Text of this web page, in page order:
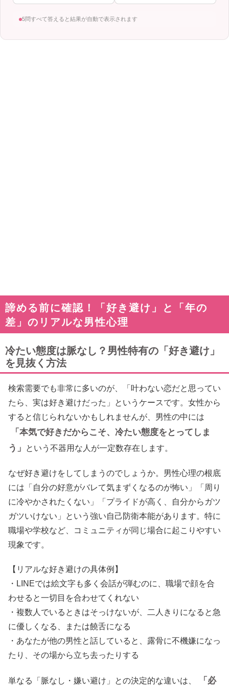
5問すべて答えると結果が自動で表示されます
諦める前に確認！「好き避け」と「年の
差」のリアルな男性心理
冷たい態度は脈なし？男性特有の「好き避け」
を見抜く方法
検索需要でも非常に多いのが、「叶わない恋だと思ってい
たら、実は好き避けだった」というケースです。女性から
すると信じられないかもしれませんが、男性の中には
「本気で好きだからこそ、冷たい態度をとってしま
う」
という不器用な人が一定数存在します。
なぜ好き避けをしてしまうのでしょうか。男性心理の根底
には「自分の好意がバレて気まずくなるのが怖い」「周り
に冷やかされたくない」「プライドが高く、自分からガツ
ガツいけない」という強い自己防衛本能があります。特に
職場や学校など、コミュニティが同じ場合に起こりやすい
現象です。
【リアルな好き避けの具体例】
・LINEでは絵文字も多く会話が弾むのに、職場で顔を合
わせると一切目を合わせてくれない
・複数人でいるときはそっけないが、二人きりになると急
に優しくなる、または饒舌になる
・あなたが他の男性と話していると、露骨に不機嫌になっ
たり、その場から立ち去ったりする
単なる「脈なし・嫌い避け」との決定的な違いは、 「必